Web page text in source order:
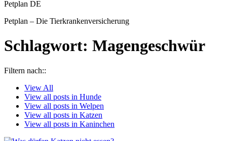
Petplan DE
Petplan – Die Tierkrankenversicherung
Schlagwort: Magengeschwür
Filtern nach::
View All
View all posts in Hunde
View all posts in Welpen
View all posts in Katzen
View all posts in Kaninchen